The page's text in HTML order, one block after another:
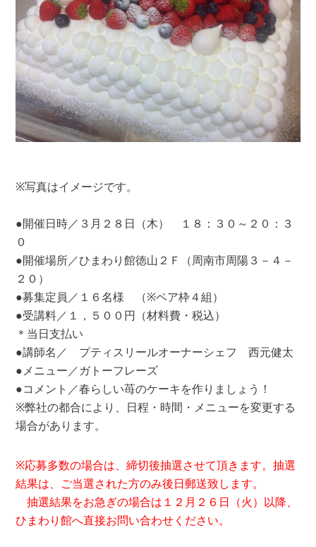
※写真はイメージです。
●開催日時／３月２８日（木） １８：３０～２０：３
０
●開催場所／ひまわり館徳山２Ｆ（周南市周陽３－４－
２０）
●募集定員／１６名様 （※ペア枠４組）
●受講料／１，５００円（材料費・税込）
＊当日支払い
●講師名／ プティスリールオーナーシェフ 西元健太
●メニュー／ガトーフレーズ
●コメント／春らしい苺のケーキを作りましょう！
※弊社の都合により、日程・時間・メニューを変更する
場合があります。
※応募多数の場合は、締切後抽選させて頂きます。抽選
結果は、ご当選された方のみ後日郵送致します。
抽選結果をお急ぎの場合は１２月２６日（火）以降、
ひまわり館へ直接お問い合わせください。